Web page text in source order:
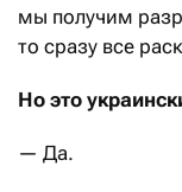
мы получим
то сразу все
Но это
— Да.